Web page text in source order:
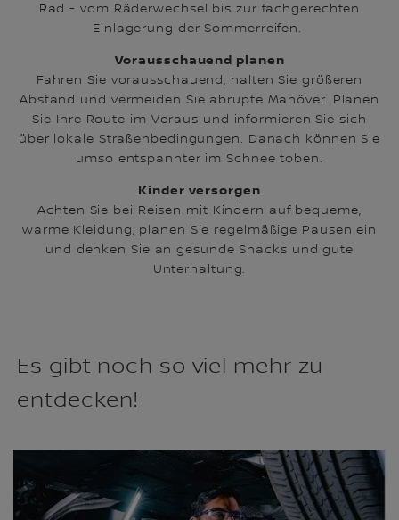
Rad - vom Räderwechsel bis zur fachgerechten
Einlagerung der Sommerreifen.
Vorausschauend planen
Fahren Sie vorausschauend, halten Sie größeren
Abstand und vermeiden Sie abrupte Manöver. Planen
Sie Ihre Route im Voraus und informieren Sie sich
über lokale Straßenbedingungen. Danach können Sie
umso entspannter im Schnee toben.
Kinder versorgen
Achten Sie bei Reisen mit Kindern auf bequeme,
warme Kleidung, planen Sie regelmäßige Pausen ein
und denken Sie an gesunde Snacks und gute
Unterhaltung.
Es gibt noch so viel mehr zu
entdecken!